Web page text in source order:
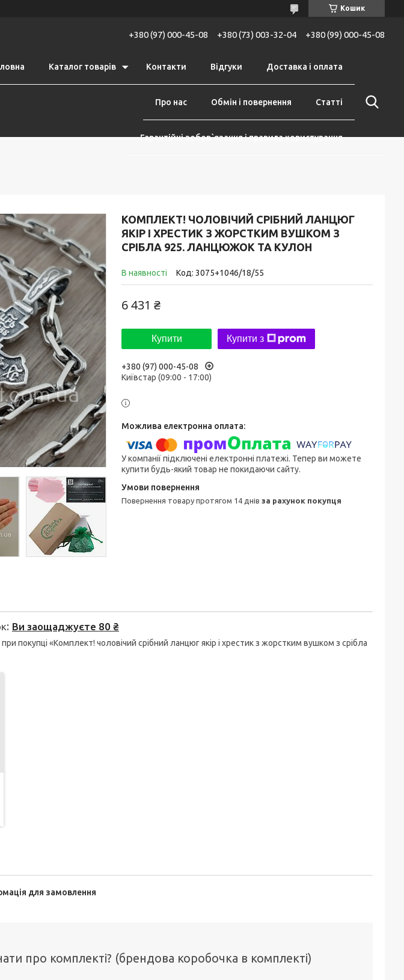
Кошик
+380 (97) 000-45-08 +380 (73) 003-32-04 +380 (99) 000-45-08
Каталог товарів Контакти Відгуки Доставка і оплата
Про нас Обмін і повернення Статті
Гарантійні зобов`язання і правила користування
КОМПЛЕКТ! ЧОЛОВІЧИЙ СРІБНИЙ ЛАНЦЮГ
ЯКІР І ХРЕСТИК З ЖОРСТКИМ ВУШКОМ З
СРІБЛА 925. ЛАНЦЮЖОК ТА КУЛОН
В наявності Код: 3075+1046/18/55
6 431 ₴
Купити Купити з
+380 (97) 000-45-08
Київстар (09:00 - 17:00)
У компанії підключені електронні платежі. Тепер ви можете
купити будь-який товар не покидаючи сайту.
повернення товару протягом 14 днів за рахунок покупця
Ви заощаджуєте 80 ₴
покупці «Комплект! чоловічий срібний ланцюг якір і хрестик з жорстким вушком з срібла
для замовлення
про комплекті? (брендова коробочка в комплекті)